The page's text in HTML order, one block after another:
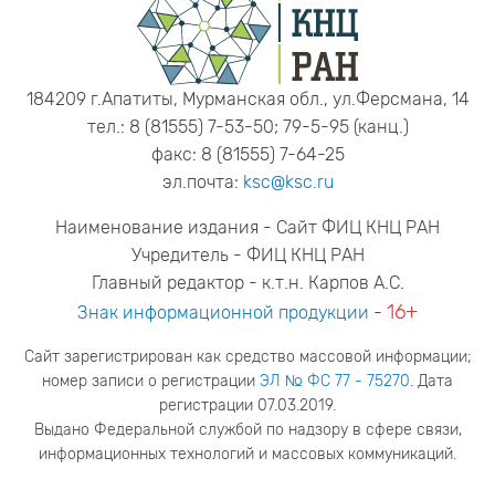
184209 г.Апатиты, Мурманская обл., ул.Ферсмана, 14
тел.: 8 (81555) 7-53-50; 79-5-95 (канц.)
факс: 8 (81555) 7-64-25
эл.почта: ksc@ksc.ru
Наименование издания - Сайт ФИЦ КНЦ РАН
Учредитель - ФИЦ КНЦ РАН
Главный редактор - к.т.н. Карпов А.С.
Знак информационной продукции - 16+
Сайт зарегистрирован как средство массовой информации;
номер записи о регистрации ЭЛ № ФС 77 - 75270. Дата
регистрации 07.03.2019.
Выдано Федеральной службой по надзору в сфере связи,
информационных технологий и массовых коммуникаций.